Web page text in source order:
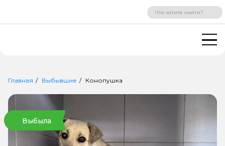
ВХОД РЕГИСТРАЦИЯ
Главная Выбывшие Конопушка
Выбыла